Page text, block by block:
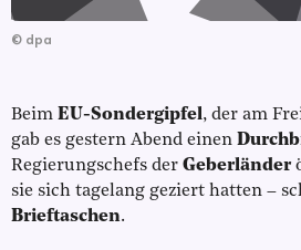
© dpa
Beim EU-Sondergipfel, der am
gab es gestern Abend einen
Regierungschefs der Geberländer
sie sich tagelang geziert hatten –
Brieftaschen.